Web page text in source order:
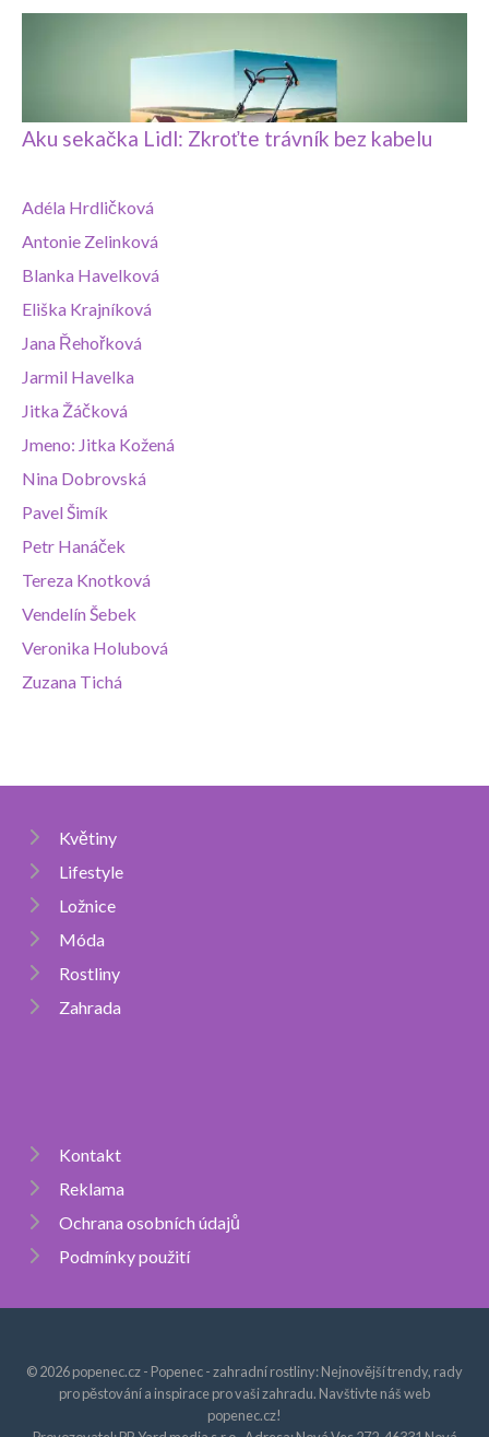
Aku sekačka Lidl: Zkroťte trávník bez kabelu
Adéla Hrdličková
Antonie Zelinková
Blanka Havelková
Eliška Krajníková
Jana Řehořková
Jarmil Havelka
Jitka Žáčková
Jmeno: Jitka Kožená
Nina Dobrovská
Pavel Šimík
Petr Hanáček
Tereza Knotková
Vendelín Šebek
Veronika Holubová
Zuzana Tichá
Květiny
Lifestyle
Ložnice
Móda
Rostliny
Zahrada
Kontakt
Reklama
Ochrana osobních údajů
Podmínky použití
© 2026 popenec.cz - Popenec - zahradní rostliny: Nejnovější trendy, rady
pro pěstování a inspirace pro vaši zahradu. Navštivte náš web
popenec.cz!